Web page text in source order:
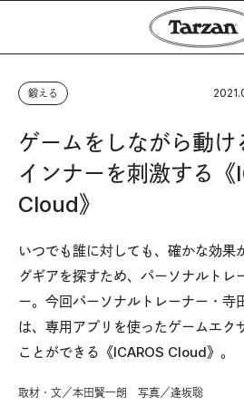
鍛える
ゲームをしながら動け
インナーを刺激する《
Cloud》
いつでも誰に対しても、確かな効果
グギアを探すため、パーソナルトレ
ー。今回パーソナルトレーナー・寺
は、専用アプリを使ったゲームエク
ことができる《ICAROS Cloud》。
取材・文／本田賢一朗 写真／逢坂聡